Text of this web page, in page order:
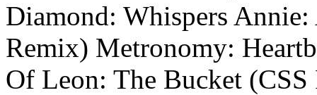
Diamond: Whispers Annie:
Remix) Metronomy:
Of Leon: The Bucket